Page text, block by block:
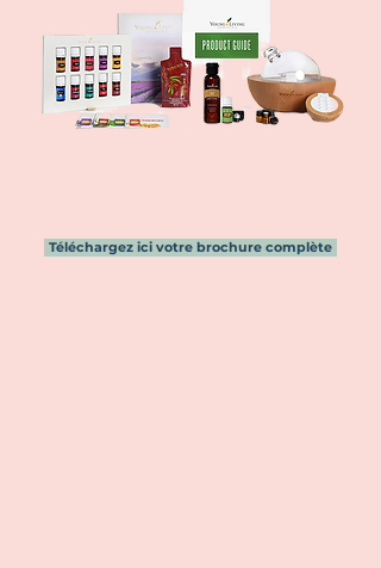
Téléchargez ici votre brochure complète